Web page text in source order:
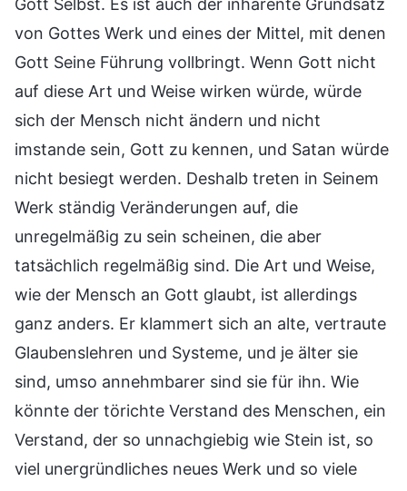
von Gottes Werk und eines der Mittel, mit denen
Gott Seine Führung vollbringt. Wenn Gott nicht
auf diese Art und Weise wirken würde, würde
sich der Mensch nicht ändern und nicht
imstande sein, Gott zu kennen, und Satan würde
nicht besiegt werden. Deshalb treten in Seinem
Werk ständig Veränderungen auf, die
unregelmäßig zu sein scheinen, die aber
tatsächlich regelmäßig sind. Die Art und Weise,
wie der Mensch an Gott glaubt, ist allerdings
ganz anders. Er klammert sich an alte, vertraute
Glaubenslehren und Systeme, und je älter sie
sind, umso annehmbarer sind sie für ihn. Wie
könnte der törichte Verstand des Menschen, ein
Verstand, der so unnachgiebig wie Stein ist, so
viel unergründliches neues Werk und so viele